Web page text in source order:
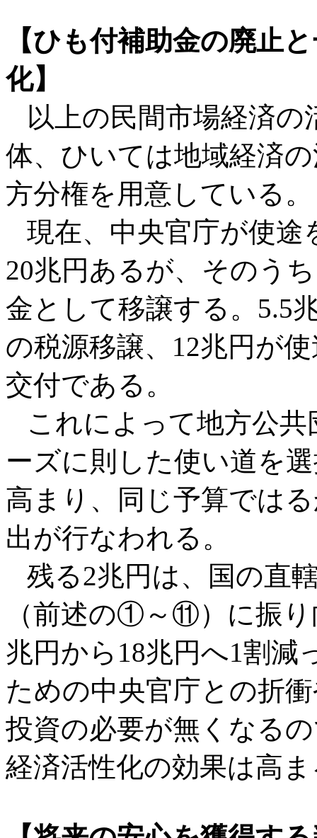
【ひも付補助金の廃止
化】
以上の民間市場経済の
体、ひいては地域経済
方分権を用意している。
現在、中央官庁が使途
20兆円あるが、そのう
金として移譲する。5.5
の税源移譲、12兆円が
交付である。
これによって地方公共
ーズに則した使い道を
高まり、同じ予算では
出が行なわれる。
残る2兆円は、国の直
（前述の①～⑪）に振
兆円から18兆円へ1割減
ための中央官庁との折
投資の必要が無くなる
経済活性化の効果は高